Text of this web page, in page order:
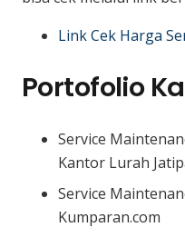
Link Cek Harga
Portofolio
Service
Kantor Lurah
Service
Kumparan.com